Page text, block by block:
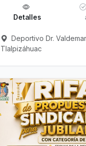
Detalles
Deportivo Dr.
Tlalpizáhuac